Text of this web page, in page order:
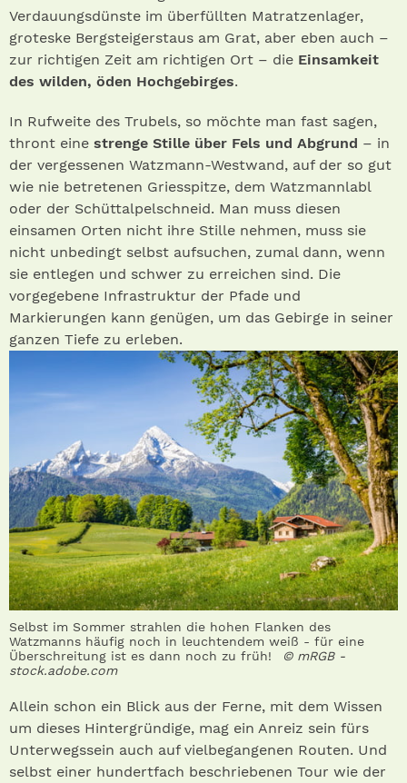
Verdauungsdünste im überfüllten Matratzenlager,
groteske Bergsteigerstaus am Grat, aber eben auch –
zur richtigen Zeit am richtigen Ort – die Einsamkeit
des wilden, öden Hochgebirges.
In Rufweite des Trubels, so möchte man fast sagen,
thront eine strenge Stille über Fels und Abgrund – in
der vergessenen Watzmann-Westwand, auf der so gut
wie nie betretenen Griesspitze, dem Watzmannlabl
oder der Schüttalpelschneid. Man muss diesen
einsamen Orten nicht ihre Stille nehmen, muss sie
nicht unbedingt selbst aufsuchen, zumal dann, wenn
sie entlegen und schwer zu erreichen sind. Die
vorgegebene Infrastruktur der Pfade und
Markierungen kann genügen, um das Gebirge in seiner
ganzen Tiefe zu erleben.
Selbst im Sommer strahlen die hohen Flanken des
Watzmanns häufig noch in leuchtendem weiß - für eine
Überschreitung ist es dann noch zu früh!
© mRGB -
stock.adobe.com
Allein schon ein Blick aus der Ferne, mit dem Wissen
um dieses Hintergründige, mag ein Anreiz sein fürs
Unterwegssein auch auf vielbegangenen Routen. Und
selbst einer hundertfach beschriebenen Tour wie der